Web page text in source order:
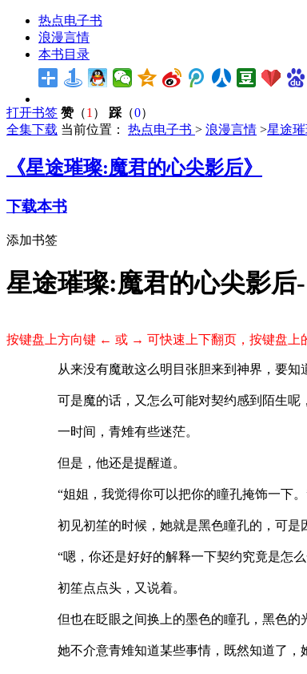
热点电子书
浪漫言情
本书目录
打开书签 赞（1 ） 踩 （0）
全集下载 当前位置： 热点电子书 > 浪漫言情 >星途
《星途璀璨:魔君的心尖影后》
下载本书
添加书签
星途璀璨:魔君的心尖影后
按键盘上方向键 ← 或 → 可快速上下翻页，按键盘上
从来没有魔敢这么明目张胆来到神界，要知道神
可是魔的话，又怎么可能对契约感到陌生呢，
一时间，青雉有些迷茫。
但是，他还是提醒道。
“姐姐，我觉得你可以把你的瞳孔掩饰一下。
初见初笙的时候，她就是黑色瞳孔的，可是因
“嗯，你还是好好的解释一下契约究竟是怎么
初笙点点头，又说着。
但也在眨眼之间换上的墨色的瞳孔，黑色的光
她不介意青雉知道某些事情，既然知道了，她